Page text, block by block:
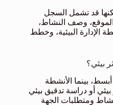
قد تشمل السجل
الموقع، وصف النشاط،
الإدارة البيئية، وخطط
بيئي؟
بينما الأنشطة
بيئي أو دراسة تدقيق بيئي
ومتطلبات الجهة